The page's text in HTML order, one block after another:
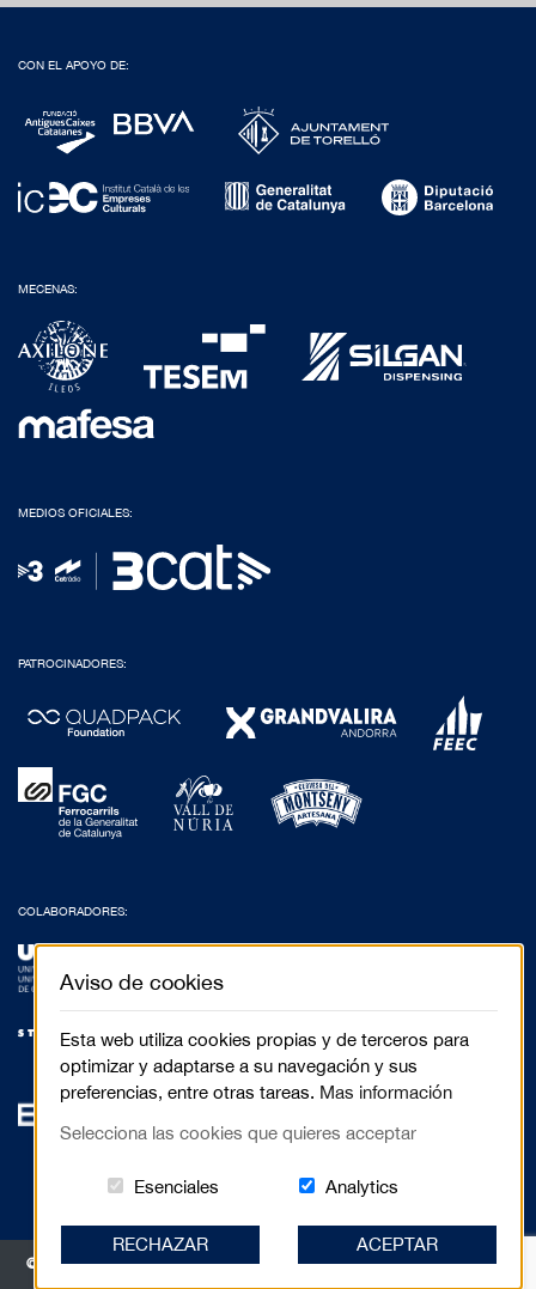
CON EL APOYO DE:
MECENAS:
MEDIOS OFICIALES:
PATROCINADORES:
COLABORADORES:
© 2017 Festival de Cinema de Muntanya de Torelló - Anselm Clavé, 5 3r 2a |
Aviso de cookies
Esta web utiliza cookies propias y de terceros para
optimizar y adaptarse a su navegación y sus
preferencias, entre otras tareas. Mas información
Selecciona las cookies que quieres acceptar
Esenciales Estas cookies són essenciales para
AnalyticsCookies related
RECHAZAR ACEPTAR